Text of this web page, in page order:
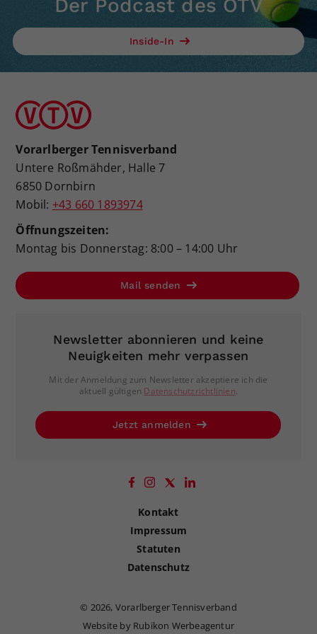
Der Podcast des ÖTV
Inside-In
Vorarlberger Tennisverband
Untere Roßmähder, Halle 7
6850 Dornbirn
Mobil: +43 660 1893974
Öffnungszeiten:
Montag bis Donnerstag: 8:00 – 14:00 Uhr
Mail senden
Newsletter abonnieren und keine
Neuigkeiten mehr verpassen
Mit der Anmeldung zum Newsletter akzeptiere ich die
aktuell gültigen Datenschutzrichtlinien.
Jetzt anmelden
Kontakt
Impressum
Statuten
Datenschutz
© 2026, Vorarlberger Tennisverband
Website by Rubikon Werbeagentur
Dieser Wert speichert Ihre Consent-
zufällig generierte ID, für die